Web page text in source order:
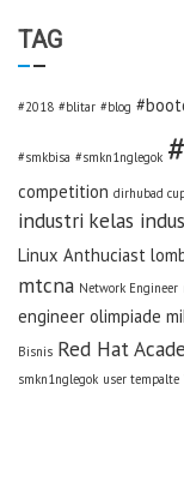
TAG
#2018 #blitar #blog
#smkbisa #smkn1nglegok
competition dirhubad
industri kelas
Linux Anthuciast
mtcna Network Engineer
engineer olimpiade
Bisnis Red Hat
smkn1nglegok user tempalte